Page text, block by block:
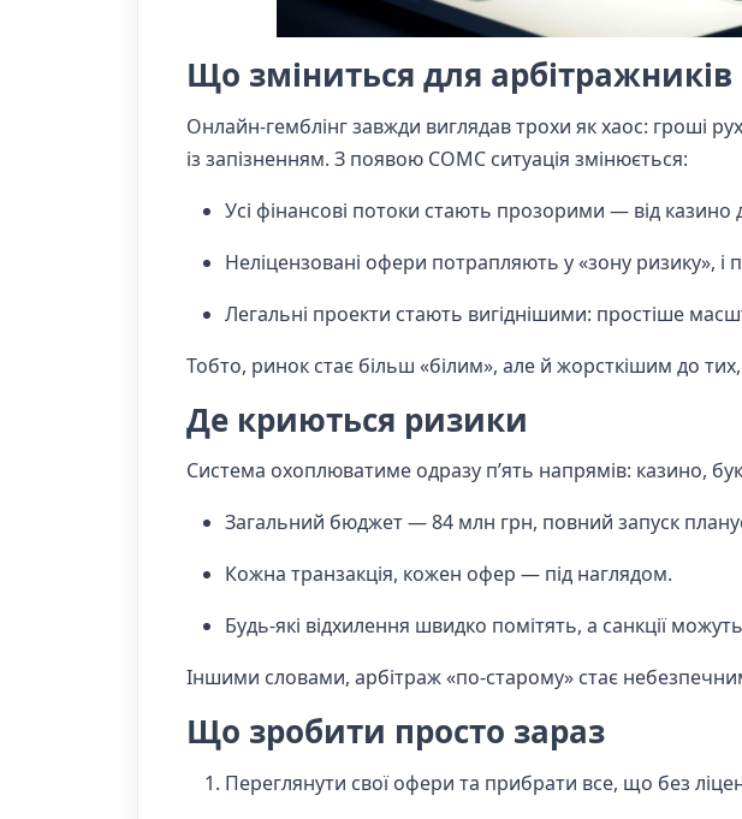
Що зміниться для арбітражників
Онлайн-гемблінг завжди виглядав трохи як хаос: гроші
із запізненням. З появою СОМС ситуація змінюється:
Усі фінансові потоки стають прозорими — від казино
Неліцензовані офери потрапляють у «зону ризику»,
Легальні проекти стають вигіднішими: простіше
Тобто, ринок стає більш «білим», але й жорсткішим до
Де криються ризики
Система охоплюватиме одразу п’ять напрямів: казино,
Загальний бюджет — 84 млн грн, повний запуск
Кожна транзакція, кожен офер — під наглядом.
Будь-які відхилення швидко помітять, а санкції
Іншими словами, арбітраж «по-старому» стає
Що зробити просто зараз
Переглянути свої офери та прибрати все, що без